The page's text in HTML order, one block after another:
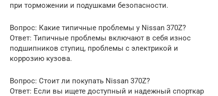
при торможении и подушками безопасности.
Вопрос: Какие типичные проблемы у Nissan 370Z?
Ответ: Типичные проблемы включают в себя износ
подшипников ступиц, проблемы с электрикой и
коррозию кузова.
Вопрос: Стоит ли покупать Nissan 370Z?
Ответ: Если вы ищете доступный и надежный спорткар